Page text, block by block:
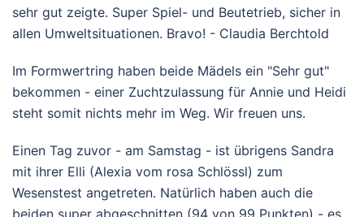
sehr gut zeigte. Super Spiel- und Beutetrieb, sicher in
allen Umweltsituationen. Bravo! - Claudia Berchtold
Im Formwertring haben beide Mädels ein "Sehr gut"
bekommen - einer Zuchtzulassung für Annie und Heidi
steht somit nichts mehr im Weg. Wir freuen uns.
Einen Tag zuvor - am Samstag - ist übrigens Sandra
mit ihrer Elli (Alexia vom rosa Schlössl) zum
Wesenstest angetreten. Natürlich haben auch die
beiden super abgeschnitten (94 von 99 Punkten) - es